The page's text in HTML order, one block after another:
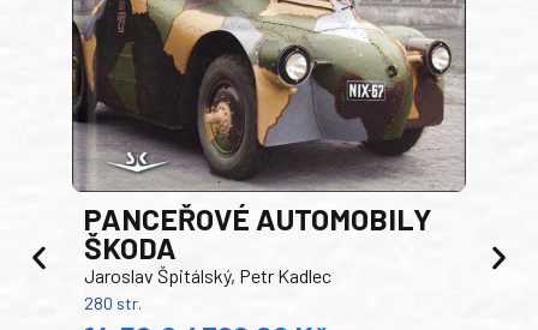
PANCEŘOVÉ AUTOMOBILY
ŠKODA
Jaroslav Špitálský, Petr Kadlec
280 str.